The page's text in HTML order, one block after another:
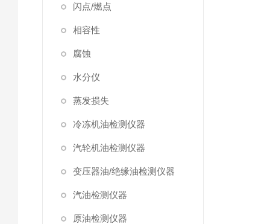
闪点/燃点
相容性
腐蚀
水分仪
蒸发损失
冷冻机油检测仪器
汽轮机油检测仪器
变压器油/绝缘油检测仪器
汽油检测仪器
原油检测仪器